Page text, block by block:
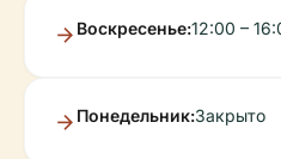
Воскресенье:12:00 –
Понедельник:Закрыто